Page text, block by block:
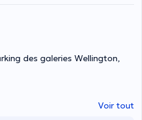
des galeries Wellington,
Voir tout